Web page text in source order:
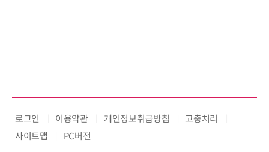
로그인 이용약관 개인정보취급방침
고충처리
사이트맵
PC버전